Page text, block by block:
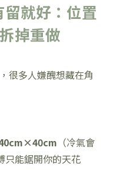
就好：位置
掉重做
很多人嫌醜想藏在角
（冷氣會
只能鋸開你的天花